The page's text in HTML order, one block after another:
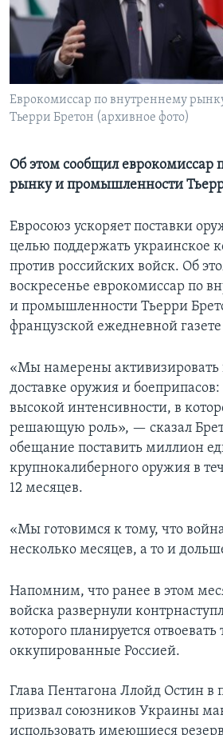
Learning English
СОЦИАЛЬНЫЕ СЕТИ
Еврокомиссар по внутреннему
Тьерри Бретон (архивное фото)
Об этом сообщил еврокомиссар
рынку и промышленности
Евросоюз ускоряет поставки
целью поддержать украинское
против российских войск. Об
воскресенье еврокомиссар по
и промышленности Тьерри
французской ежедневной газете
«Мы намерены активизировать
доставке оружия и боеприпасов:
высокой интенсивности, в
решающую роль», — сказал
обещание поставить миллион
крупнокалиберного оружия в
12 месяцев.
«Мы готовимся к тому, что
несколько месяцев, а то и
Напомним, что ранее в этом
войска развернули
которого планируется
оккупированные Россией.
Глава Пентагона Ллойд Остин в
призвал союзников Украины
использовать имеющиеся